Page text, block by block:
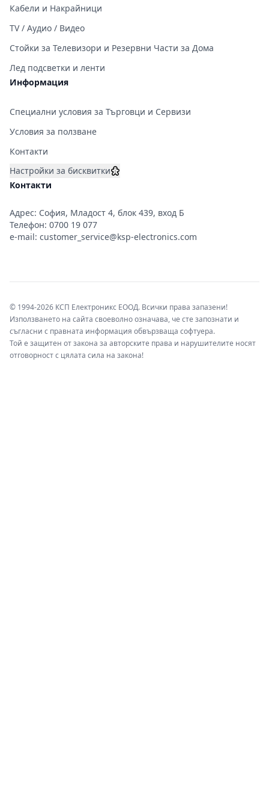
Кабели и Накрайници
TV / Аудио / Видео
Стойки за Телевизори и Резервни Части за Дома
Лед подсветки и ленти
Информация
Специални условия за Търговци и Сервизи
Условия за ползване
Контакти
Настройки за бисквитки
Контакти
Адрес: София, Младост 4, блок 439, вход Б
Телефон: 0700 19 077
e-mail: customer_service@ksp-electronics.com
© 1994-2026 КСП Електроникс ЕООД. Всички права запазени!
Използването на сайта своеволно означава, че сте запознати и
съгласни с правната информация обвързваща софтуера.
Той е защитен от закона за авторските права и нарушителите носят
отговорност с цялата сила на закона!